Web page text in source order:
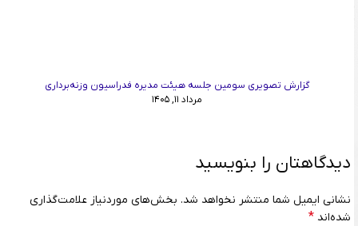
گزارش تصویری سومین جلسه هیئت مدیره فدراسیون وزنه‌برداری
مرداد ۱۱, ۱۴۰۵
دیدگاهتان را بنویسید
نشانی ایمیل شما منتشر نخواهد شد. بخش‌های موردنیاز علامت‌گذاری
شده‌اند *